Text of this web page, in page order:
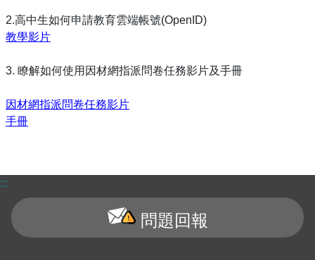
2.高中生如何申請教育雲端帳號(OpenID)
教學影片
3. 瞭解如何使用因材網指派問卷任務影片及手冊
因材網指派問卷任務影片
手冊
:::
問題回報